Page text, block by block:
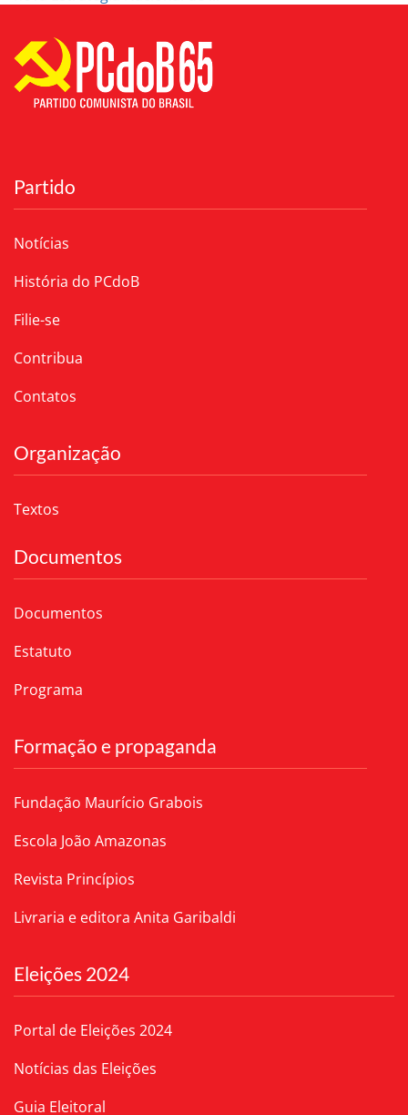
Partido
Notícias
História do PCdoB
Filie-se
Contribua
Contatos
Organização
Textos
Documentos
Documentos
Estatuto
Programa
Formação e propaganda
Fundação Maurício Grabois
Escola João Amazonas
Revista Princípios
Livraria e editora Anita Garibaldi
Eleições 2024
Portal de Eleições 2024
Notícias das Eleições
Guia Eleitoral